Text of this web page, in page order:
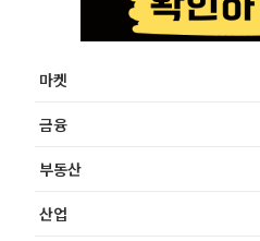
마켓
금융
부동산
산업